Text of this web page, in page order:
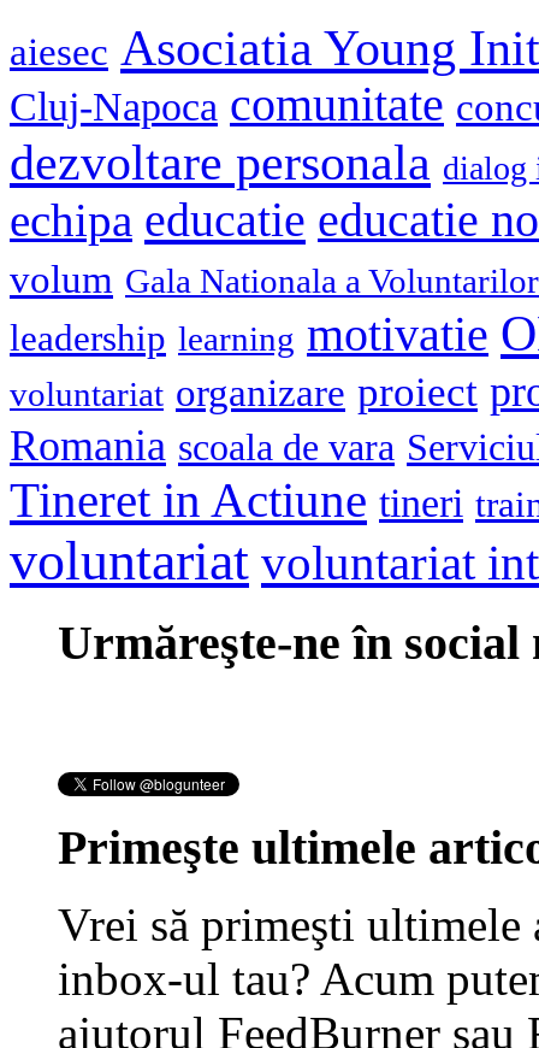
aiesec Asociatia Young
Cluj-Napoca comunitate
dezvoltare personala dialog
echipa educatie educatie
volum Gala Nationala a Voluntarilor
leadership learning motivatie
voluntariat organizare proiect
Romania scoala de vara
Tineret in Actiune tineri
voluntariat voluntariat
Urmăreşte-ne în social
Primeşte ultimele
Vrei să primeşti
inbox-ul tau? Acum
ajutorul FeedBurner sau